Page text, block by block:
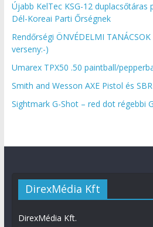
Újabb KelTec KSG-12
Dél-Koreai Parti Őrségnek
Rendőrségi ÖNVÉDELMI
verseny:-)
Umarex TPX50 .50 paintball/
Smith and Wesson AXE Pistol és
Sightmark G-Shot – red dot régebbi
DirexMédia Kft
DirexMédia Kft.